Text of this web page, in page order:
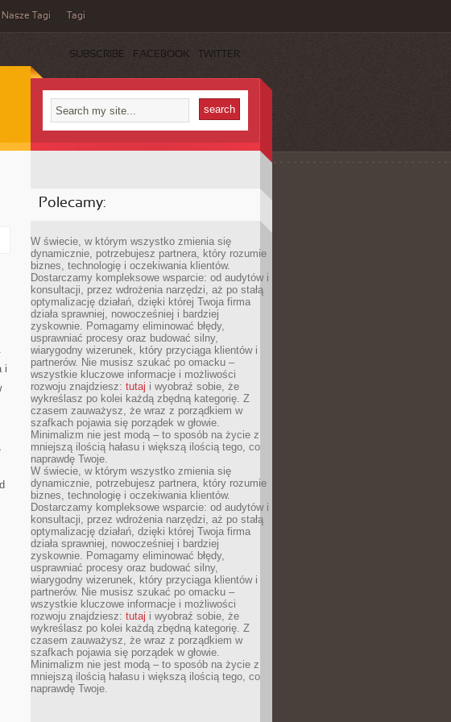
Nasze Tagi Tagi
SUBSCRIBE FACEBOOK TWITTER
i
Polecamy:
W świecie, w którym wszystko zmienia się
dynamicznie, potrzebujesz partnera, który rozumie
biznes, technologię i oczekiwania klientów.
Dostarczamy kompleksowe wsparcie: od audytów i
konsultacji, przez wdrożenia narzędzi, aż po stałą
optymalizację działań, dzięki której Twoja firma
działa sprawniej, nowocześniej i bardziej
zyskownie. Pomagamy eliminować błędy,
usprawniać procesy oraz budować silny,
wiarygodny wizerunek, który przyciąga klientów i
partnerów. Nie musisz szukać po omacku –
wszystkie kluczowe informacje i możliwości
rozwoju znajdziesz: tutaj i wyobraź sobie, że
wykreślasz po kolei każdą zbędną kategorię. Z
czasem zauważysz, że wraz z porządkiem w
szafkach pojawia się porządek w głowie.
Minimalizm nie jest modą – to sposób na życie z
mniejszą ilością hałasu i większą ilością tego, co
naprawdę Twoje.
W świecie, w którym wszystko zmienia się
dynamicznie, potrzebujesz partnera, który rozumie
biznes, technologię i oczekiwania klientów.
Dostarczamy kompleksowe wsparcie: od audytów i
konsultacji, przez wdrożenia narzędzi, aż po stałą
optymalizację działań, dzięki której Twoja firma
działa sprawniej, nowocześniej i bardziej
zyskownie. Pomagamy eliminować błędy,
usprawniać procesy oraz budować silny,
wiarygodny wizerunek, który przyciąga klientów i
partnerów. Nie musisz szukać po omacku –
wszystkie kluczowe informacje i możliwości
rozwoju znajdziesz: tutaj i wyobraź sobie, że
wykreślasz po kolei każdą zbędną kategorię. Z
czasem zauważysz, że wraz z porządkiem w
szafkach pojawia się porządek w głowie.
Minimalizm nie jest modą – to sposób na życie z
mniejszą ilością hałasu i większą ilością tego, co
naprawdę Twoje.